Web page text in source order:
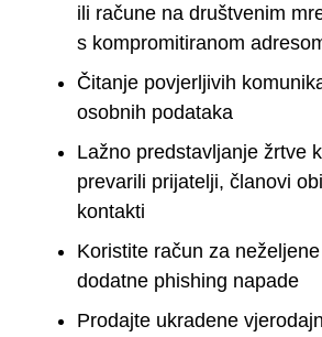
ili račune na društvenim
s kompromitiranom
Čitanje povjerljivih
osobnih podataka
Lažno predstavljanje žrtve
prevarili prijatelji, članovi
kontakti
Koristite račun za
dodatne phishing napade
Prodajte ukradene